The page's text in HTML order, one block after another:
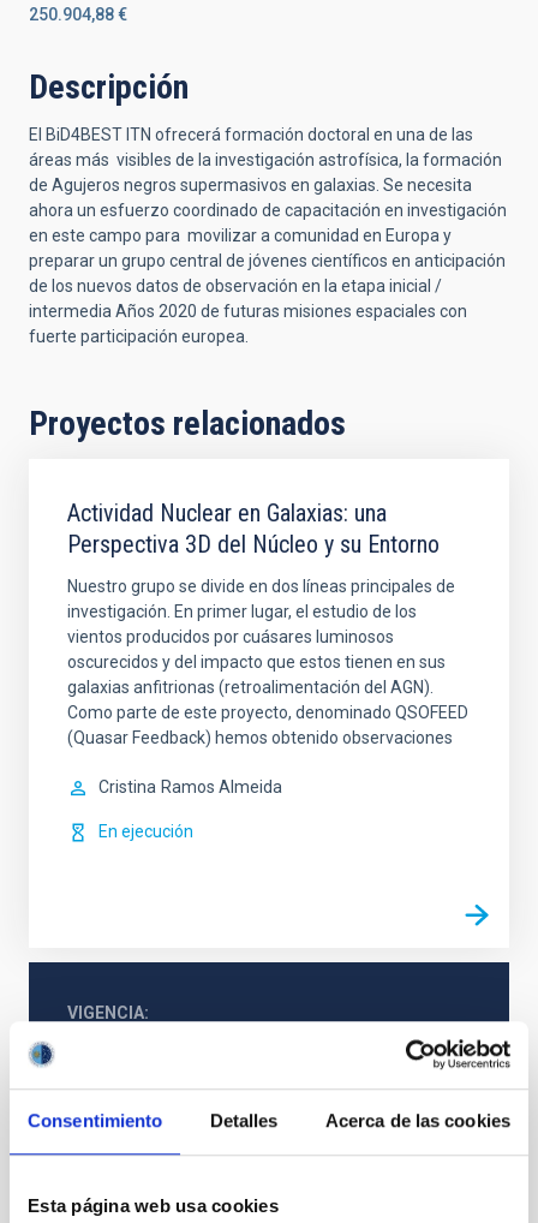
Consentimiento Detalles Acerca de las cookies
Esta página web usa cookies
250.904,88 €
Descripción
El BiD4BEST ITN ofrecerá formación doctoral en una de las
áreas más visibles de la investigación astrofísica, la formación
de Agujeros negros supermasivos en galaxias. Se necesita
ahora un esfuerzo coordinado de capacitación en investigación
en este campo para movilizar a comunidad en Europa y
preparar un grupo central de jóvenes científicos en anticipación
de los nuevos datos de observación en la etapa inicial /
intermedia Años 2020 de futuras misiones espaciales con
fuerte participación europea.
Proyectos relacionados
Actividad Nuclear en Galaxias: una
Perspectiva 3D del Núcleo y su Entorno
Nuestro grupo se divide en dos líneas principales de
investigación. En primer lugar, el estudio de los
vientos producidos por cuásares luminosos
oscurecidos y del impacto que estos tienen en sus
galaxias anfitrionas (retroalimentación del AGN).
Como parte de este proyecto, denominado QSOFEED
(Quasar Feedback) hemos obtenido observaciones
Cristina Ramos Almeida
En ejecución
VIGENCIA
TIPO DE FINANCIACIÓN
PÚBLICA